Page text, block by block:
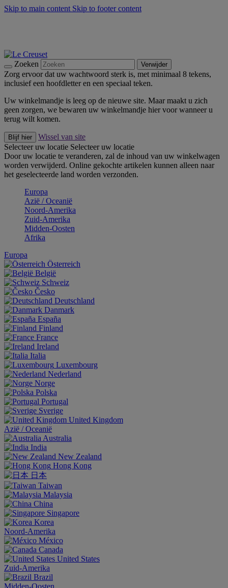
Skip to main content Skip to footer content
Zoeken Verwijder
Zorg ervoor dat uw wachtwoord sterk is, met minimaal 8 tekens,
inclusief een hoofdletter en een speciaal teken.
Uw winkelmandje is leeg op de nieuwe site. Maar maakt u zich
geen zorgen, we bewaren uw winkelmandje hier voor wanneer u
terug wilt komen.
Blijf hier
Wissel van site
Selecteer uw locatie Selecteer uw locatie
Door uw locatie te veranderen, zal de inhoud van uw winkelwagen
worden verwijderd. Online gekochte artikelen kunnen alleen naar
het geselecteerde land worden verzonden.
Europa
Aziё / Oceaniё
Noord-Amerika
Zuid-Amerika
Midden-Oosten
Afrika
Europa
Österreich
België
Schweiz
Česko
Deutschland
Danmark
España
Finland
France
Ireland
Italia
Luxembourg
Nederland
Norge
Polska
Portugal
Sverige
United Kingdom
Aziё / Oceaniё
Australia
India
New Zealand
Hong Kong
日本
Taiwan
Malaysia
China
Singapore
Korea
Noord-Amerika
México
Canada
United States
Zuid-Amerika
Brazil
Midden-Oosten